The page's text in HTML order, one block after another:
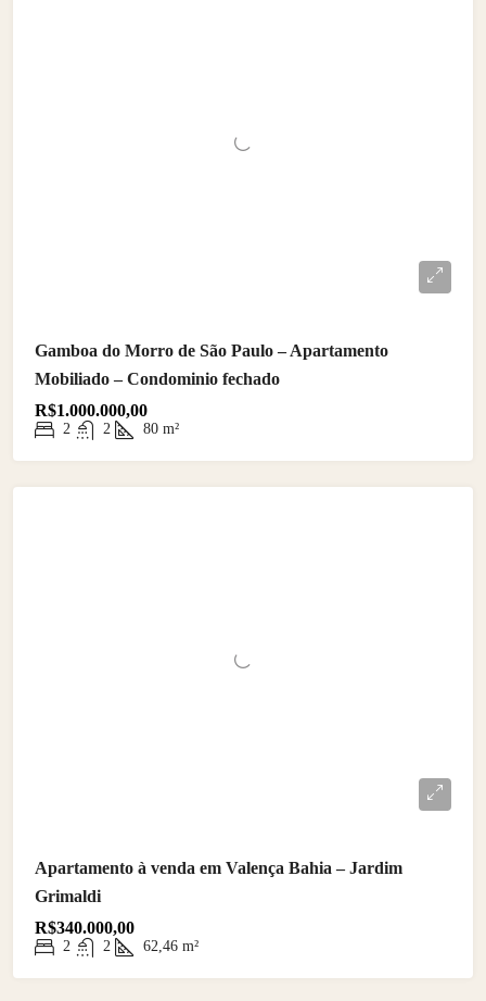
Gamboa do Morro de São Paulo – Apartamento
Mobiliado – Condominio fechado
R$1.000.000,00
2 2 80 m²
Apartamento à venda em Valença Bahia – Jardim
Grimaldi
R$340.000,00
2 2 62,46 m²